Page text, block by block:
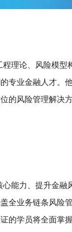
理论、风险模型
专业金融人才。
的风险管理解决
能力、提升金融
全业务链条风险
的学员将全面掌